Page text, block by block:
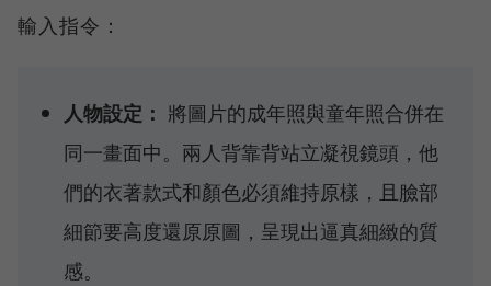
輸入指令：
人物設定： 將圖片的成年照與童年照合併在
同一畫面中。兩人背靠背站立凝視鏡頭，他
們的衣著款式和顏色必須維持原樣，且臉部
細節要高度還原原圖，呈現出逼真細緻的質
感。